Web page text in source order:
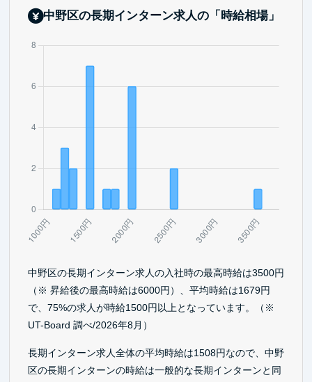
中野区の長期インターン求人の「時給相場」
中野区の長期インターン求人の入社時の最高時給は3500円
（※ 昇給後の最高時給は6000円）、平均時給は1679円
で、75%の求人が時給1500円以上となっています。（※
UT-Board 調べ/2026年8月）
長期インターン求人全体の平均時給は1508円なので、中野
区の長期インターンの時給は一般的な長期インターンと同